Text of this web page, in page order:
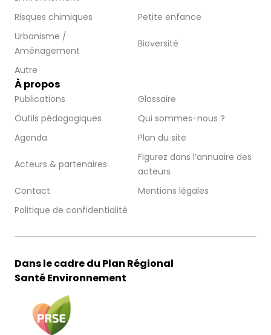
Risques chimiques
Petite enfance
Urbanisme /
Aménagement
Bioversité
Autre
À propos
Publications
Glossaire
Outils pédagogiques
Qui sommes-nous ?
Agenda
Plan du site
Acteurs & partenaires
Figurez dans l’annuaire des
acteurs
Contact
Mentions légales
Politique de confidentialité
Dans le cadre du Plan Régional
Santé Environnement